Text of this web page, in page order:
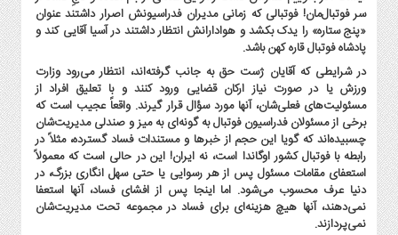
سر فوتبال‌مان! فوتبالی که زمانی مدیران فدراسیونش اصرار داشتند عنوان
«پنج ستاره» را یدک بکشد و هوادارانش انتظار داشتند در آسیا آقایی کند و
پادشاه فوتبال قاره کهن باشد.
در شرایطی که آقایان ژست حق به جانب گرفته‌اند، انتظار می‌رود وزارت
ورزش یا در صورت نیاز ارکان قضایی ورود کنند و با تعلیق افراد از
مسئولیت‌های فعلی‌شان، آنها مورد سؤال قرار گیرند. واقعاً عجیب است که
برخی از مسئولان فدراسیون فوتبال به گونه‌ای به میز و صندلی مدیریت‌شان
چسبیده‌اند که گویا این حجم از خبرها و مستندات فساد گسترده، مثلاً در
رابطه با فوتبال کشور اوگاندا است، نه ایران! این در حالی است که معمولاً
استعفای مقامات مسئول پس از هر رسوایی یا حتی سهل انگاری بزرگ، در
دنیا عرف محسوب می‌شود. اما اینجا پس از افشای فساد، آنها استعفا
نمی‌دهند، آنها هیچ هزینه‌ای برای فساد در مجموعه تحت مدیریت‌شان
نمی‌پردازند.